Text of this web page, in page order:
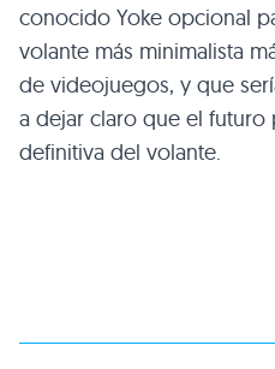
conocido Yoke opcional
volante más minimalista
de videojuegos, y que
a dejar claro que el futuro
definitiva del volante.